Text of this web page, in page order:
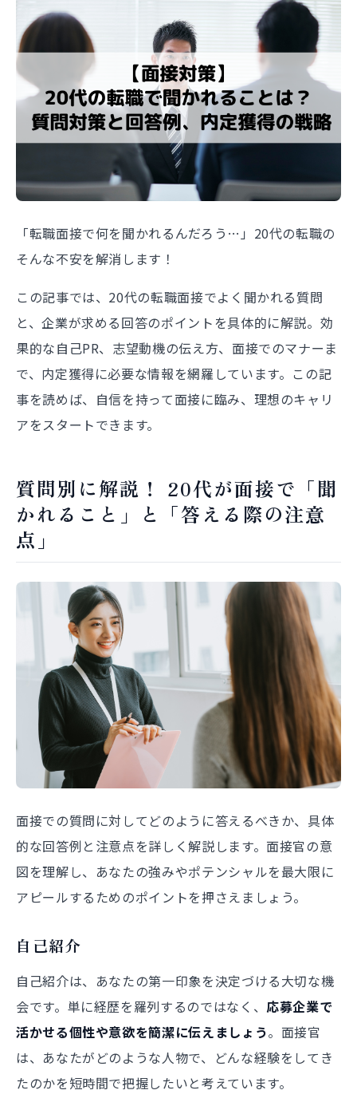
「転職面接で何を聞かれるんだろう…」20代の転職の
そんな不安を解消します！
この記事では、20代の転職面接でよく聞かれる質問
と、企業が求める回答のポイントを具体的に解説。効
果的な自己PR、志望動機の伝え方、面接でのマナーま
で、内定獲得に必要な情報を網羅しています。この記
事を読めば、自信を持って面接に臨み、理想のキャリ
アをスタートできます。
質問別に解説！ 20代が面接で「聞
かれること」と「答える際の注意
点」
面接での質問に対してどのように答えるべきか、具体
的な回答例と注意点を詳しく解説します。面接官の意
図を理解し、あなたの強みやポテンシャルを最大限に
アピールするためのポイントを押さえましょう。
自己紹介
自己紹介は、あなたの第一印象を決定づける大切な機
会です。単に経歴を羅列するのではなく、 応募企業で
活かせる個性や意欲を簡潔に伝えましょう。面接官
は、あなたがどのような人物で、どんな経験をしてき
たのかを短時間で把握したいと考えています。